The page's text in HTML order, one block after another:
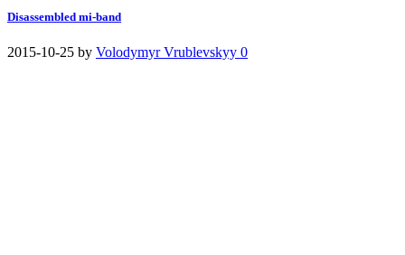
Disassembled mi-band
2015-10-25 by Volodymyr Vrublevskyy 0